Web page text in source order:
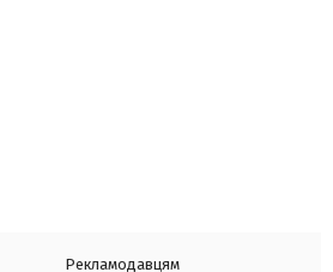
Рекламодавцям